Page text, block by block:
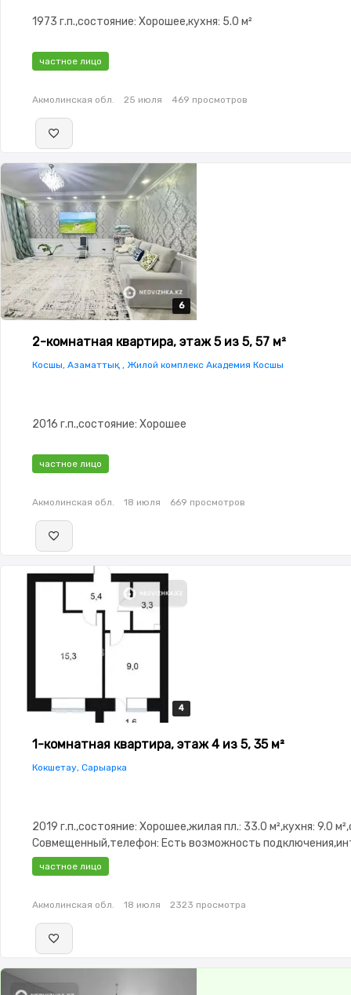
1973 г.п.,состояние: Хорошее,кухня: 5.0 м²
частное лицо
Акмолинская обл. 25 июля 469 просмотров
6
6
6
6
6
2-комнатная квартира, этаж 5 из 5, 57 м²
Косшы, Азаматтық , Жилой комплекс Академия Косшы
2016 г.п.,состояние: Хорошее
частное лицо
Акмолинская обл. 18 июля 669 просмотров
4
4
4
4
1-комнатная квартира, этаж 4 из 5, 35 м²
Кокшетау, Сарыарка
2019 г.п.,состояние: Хорошее,жилая пл.: 33.0 м²,кухня: 9.0
Совмещенный,телефон: Есть возможность
Проводной,Частично меблирована,Частично
меблирована,Домофон,Видеонаблюдение,Пластиковые
частное лицо
Акмолинская обл. 18 июля 2323 просмотра